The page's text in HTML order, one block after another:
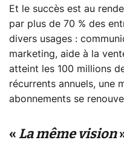
Et le succès est au
par plus de 70 % des
divers usages :
marketing, aide à la
atteint les 100 millions
récurrents annuels, une
abonnements se
« La même vision